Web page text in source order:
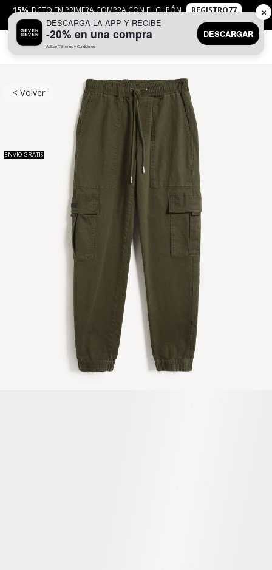
15% DCTO EN PRIMERA COMPRA CON EL CUPÓN
REGISTRO77
APLICANTYC
< Volver
ENVÍO GRATIS
DESCARGA LA APP Y RECIBE
-20% en una compra
Aplican Términos y Condiciones
DESCARGAR
✕